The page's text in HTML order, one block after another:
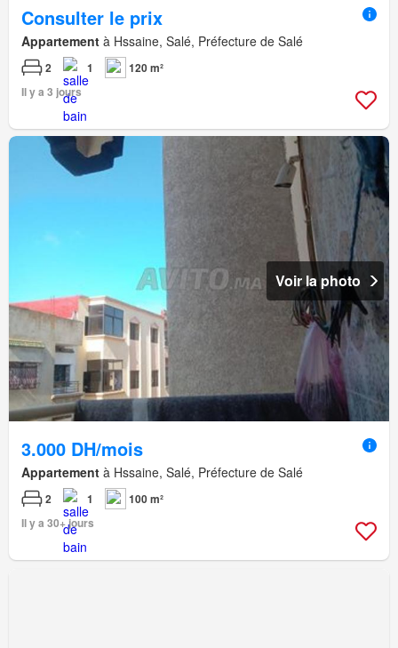
Consulter le prix
Appartement à Hssaine, Salé, Préfecture de Salé
2 1
120 m²
Il y a 3 jours
Voir la photo
3.000 DH/mois
Appartement à Hssaine, Salé, Préfecture de Salé
2 1
100 m²
Il y a 30+ jours